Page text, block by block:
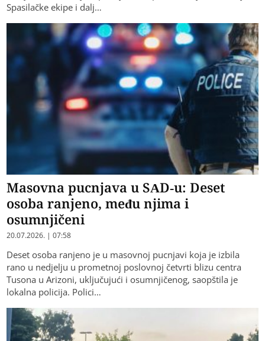
Spasilačke ekipe i dalj…
Masovna pucnjava u SAD-u: Deset
osoba ranjeno, među njima i
osumnjičeni
20.07.2026. | 07:58
Deset osoba ranjeno je u masovnoj pucnjavi koja je izbila
rano u nedjelju u prometnoj poslovnoj četvrti blizu centra
Tusona u Arizoni, uključujući i osumnjičenog, saopštila je
lokalna policija. Polici…